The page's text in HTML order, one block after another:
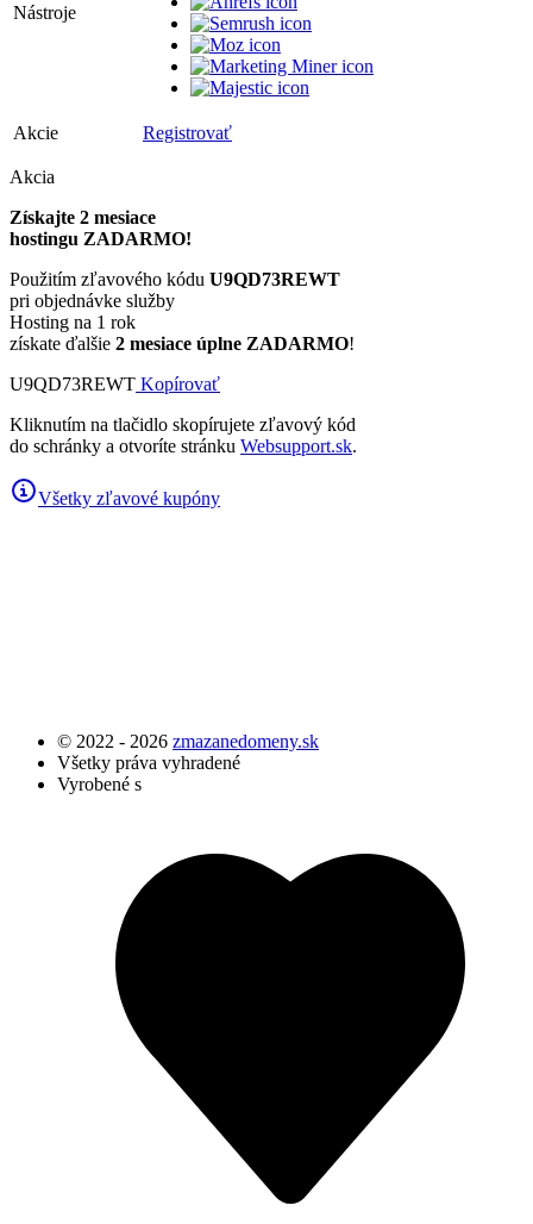
Nástroje
Akcie Registrovať
Akcia
Získajte 2 mesiace
hostingu ZADARMO!
Použitím zľavového kódu U9QD73REWT
pri objednávke služby
Hosting na 1 rok
získate ďalšie 2 mesiace úplne ZADARMO!
U9QD73REWT Kopírovať
Kliknutím na tlačidlo skopírujete zľavový kód
do schránky a otvoríte stránku Websupport.sk.
Všetky zľavové kupóny
© 2022 - 2026 zmazanedomeny.sk
Všetky práva vyhradené
Vyrobené s